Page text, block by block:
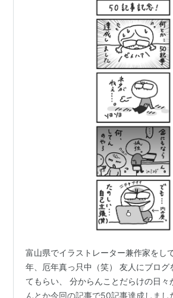
富山県でイラストレーター兼作家をし
年、厄年真っ只中（笑） 友人にブログ
てもらい、 分からんことだらけの日々
んとか今回の記事で50記事達成しまし